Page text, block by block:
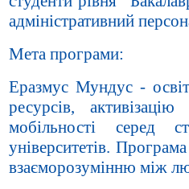
адміністративний
Мета програми:
Еразмус Мундус -
ресурсів,
мобільності серед
університетів.
взаєморозумінню між